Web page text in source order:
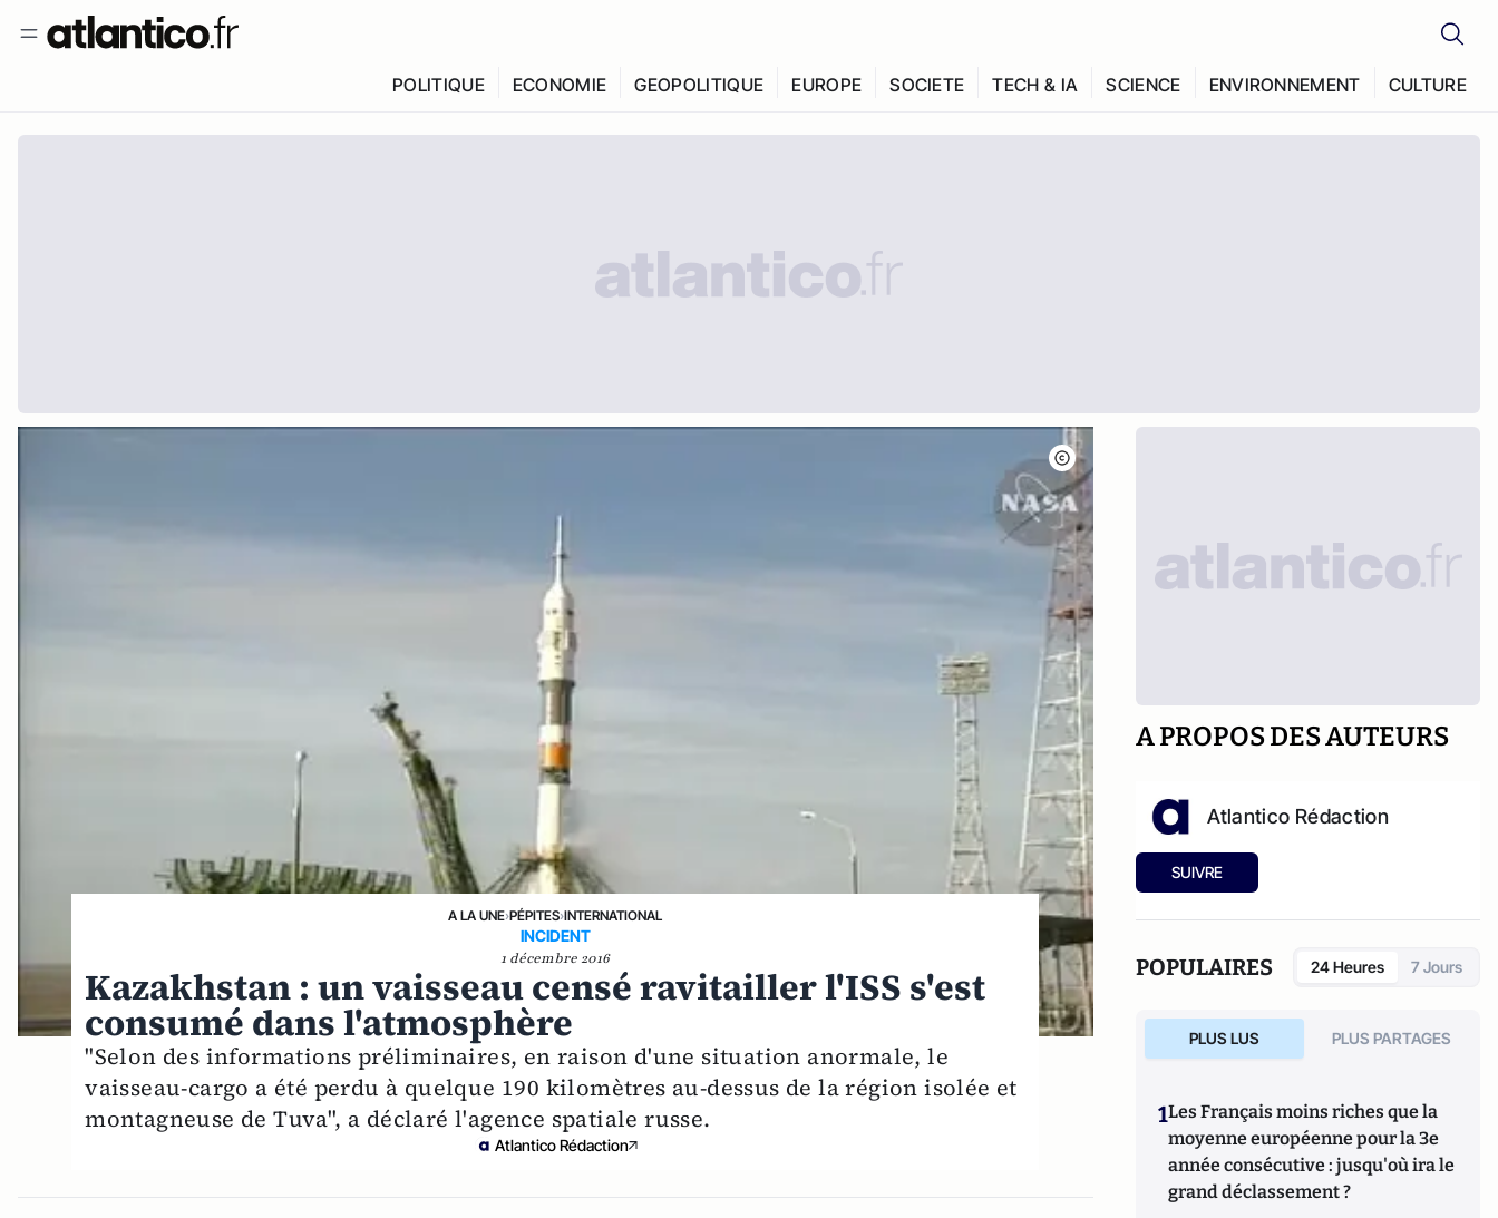
POLITIQUE ECONOMIE GEOPOLITIQUE EUROPE SOCIETE TECH & IA SCIENCE ENVIRONNEMENT CULTURE
A LA UNE›PÉPITES›INTERNATIONAL
INCIDENT
1 décembre 2016
Kazakhstan : un vaisseau censé ravitailler l'ISS s'est
consumé dans l'atmosphère
"Selon des informations préliminaires, en raison d'une situation anormale, le
vaisseau-cargo a été perdu à quelque 190 kilomètres au-dessus de la région isolée et
montagneuse de Tuva", a déclaré l'agence spatiale russe.
Atlantico Rédaction
A PROPOS DES AUTEURS
Atlantico Rédaction
SUIVRE
POPULAIRES 24 Heures 7 Jours
PLUS LUS PLUS PARTAGES
1Les Français moins riches que la
moyenne européenne pour la 3e
année consécutive : jusqu'où ira le
grand déclassement ?